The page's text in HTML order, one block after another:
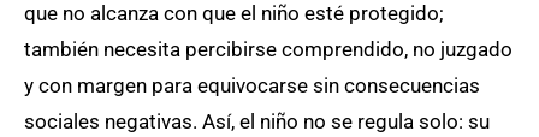
que no alcanza con que el niño esté protegido;
también necesita percibirse comprendido, no juzgado
y con margen para equivocarse sin consecuencias
sociales negativas. Así, el niño no se regula solo: su